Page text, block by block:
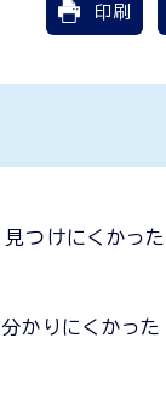
印刷
見つけにくかった
分かりにくかった